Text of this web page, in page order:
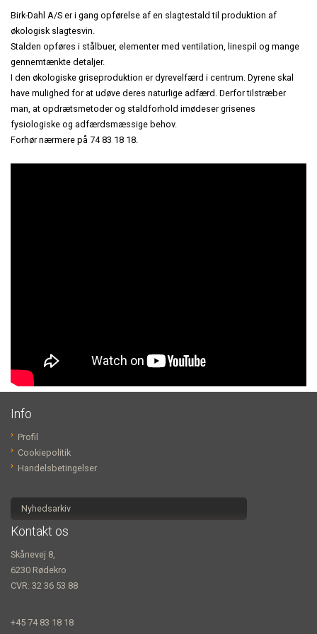
KATALOGER
MONTAGEVEJLEDNINGER
STALDINVENTAR
TØRFODER
VÅDFODER
Staldbyggeri
Drægtighedsstald - Gårdejer Jesper Hansen
Toklimastald - Søren Hansen, Christiansfeld
Nybyggeri
Økologiske slagtesvin
Stald til økologiske slagtesvin
Præfabrikat
Staldinventar
Fodringsanlæg
Kornopbevaring
Præfabrikeret
Staldrenovering
Tilbehør
Erhvervsbyggeri
Erhvervsbyggeri
Birk-Dahl A/S er i gang opførelse af en slagtestald til produktion af
økologisk slagtesvin.
Stalden opføres i stålbuer, elementer med ventilation, linespil og mange
gennemtænkte detaljer.
I den økologiske griseproduktion er dyrevelfærd i centrum. Dyrene skal
have mulighed for at udøve deres naturlige adfærd. Derfor tilstræber
man, at opdrætsmetoder og staldforhold imødeser grisenes
fysiologiske og adfærdsmæssige behov.
Forhør nærmere på 74 83 18 18.
Info
Profil
Cookiepolitik
Handelsbetingelser
Nyhedsarkiv
Kontakt os
Skånevej 8,
6230 Rødekro
CVR: 32 36 53 88
+45 74 83 18 18